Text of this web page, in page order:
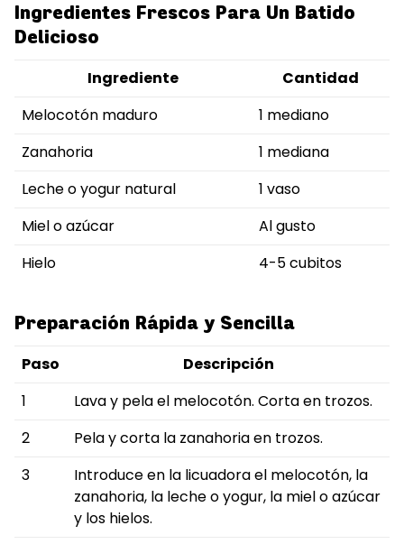
Ingredientes Frescos Para Un Batido
Delicioso
Ingrediente
Cantidad
Melocotón maduro
1 mediano
Zanahoria
1 mediana
Leche o yogur natural
1 vaso
Miel o azúcar
Al gusto
Hielo
4-5 cubitos
Preparación Rápida y Sencilla
Paso
Descripción
1
Lava y pela el melocotón. Corta en trozos.
2
Pela y corta la zanahoria en trozos.
3
Introduce en la licuadora el melocotón, la
zanahoria, la leche o yogur, la miel o azúcar
y los hielos.